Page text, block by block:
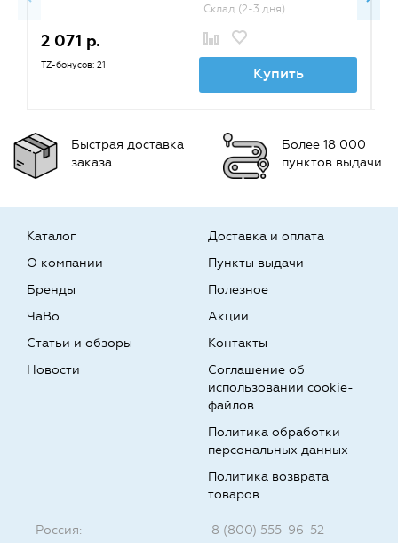
Склад (2-3 дня)
2 071 р.
TZ-бонусов: 21 Купить
Быстрая доставка
заказа
Более 18 000
пунктов выдачи
Каталог
О компании
Бренды
Доставка и оплата
Пункты выдачи
Полезное
ЧаВо
Статьи и обзоры
Новости
Акции
Контакты
Соглашение об
использовании cookie-
файлов
Политика обработки
персональных данных
Политика возврата
товаров
Россия: 8 (800) 555-96-52